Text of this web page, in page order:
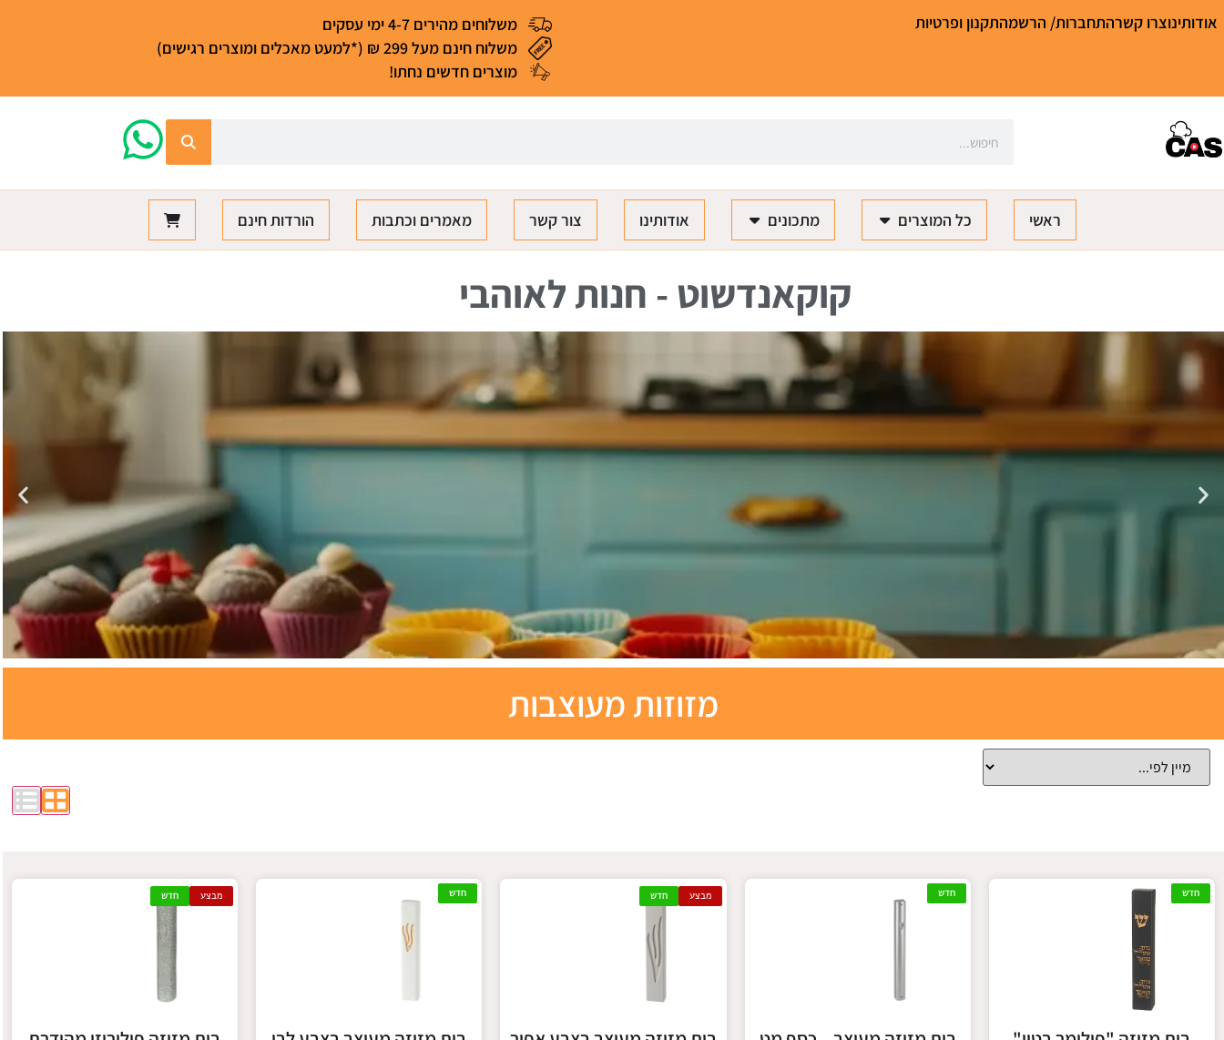
אודותינוצרו קשרהתחברות/ הרשמהתקנון ופרטיות
משלוחים מהירים 4-7 ימי עסקים
משלוח חינם מעל 299 ₪ (*למעט מאכלים ומוצרים רגישים)
מוצרים חדשים נחתו!
ראשי כל המוצרים מתכונים אודותינו צור קשר מאמרים וכתבות הורדות חינם
קוקאנדשוט - חנות לאוהבי
תבניות
אפייה
מזוזות מעוצבות
חדש חדש מבצע חדש חדש מבצע חדש